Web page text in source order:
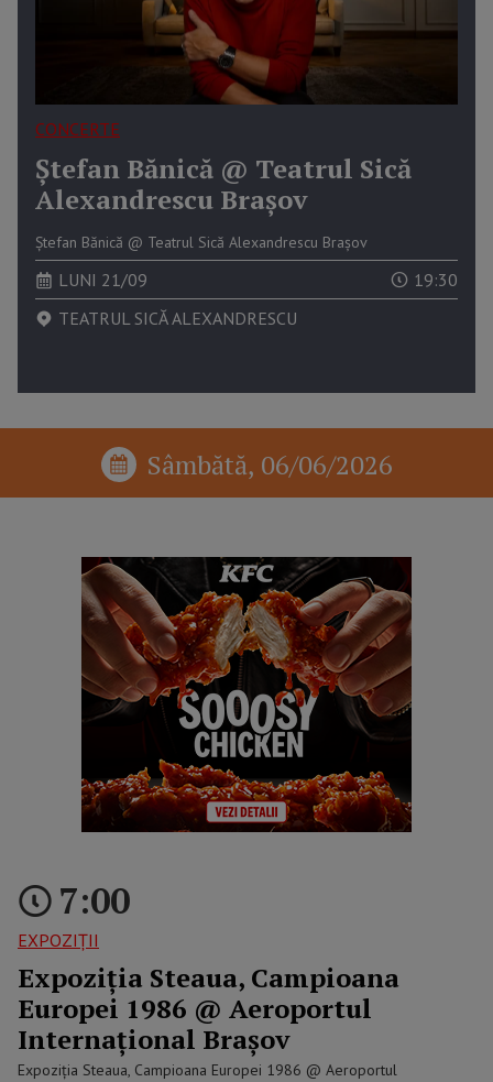
CONCERTE
Ștefan Bănică @ Teatrul Sică
Alexandrescu Brașov
Ștefan Bănică @ Teatrul Sică Alexandrescu Brașov
LUNI 21/09
19:30
TEATRUL SICĂ ALEXANDRESCU
Sâmbătă, 06/06/2026
7:00
EXPOZIȚII
Expoziția Steaua, Campioana
Europei 1986 @ Aeroportul
Internațional Brașov
Expoziția Steaua, Campioana Europei 1986 @ Aeroportul